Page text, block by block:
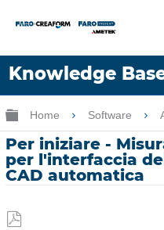
Knowledge
Lingua
Chiedere aiuto
Ingrandisci/riduci
Home Software
Per iniziare -
per l'interfaccia
CAD automatica